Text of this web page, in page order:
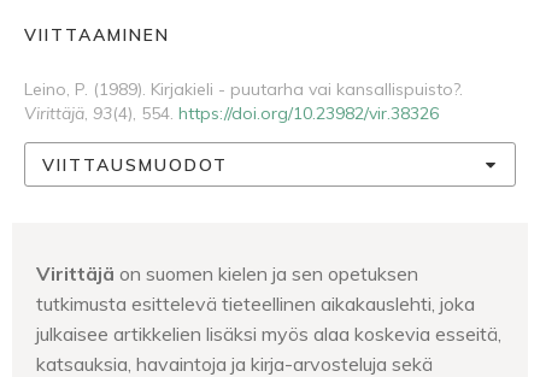
VIITTAAMINEN
Leino, P. (1989). Kirjakieli - puutarha vai kansallispuisto?.
Virittäjä, 93(4), 554. https://doi.org/10.23982/vir.38326
VIITTAUSMUODOT
Virittäjä on suomen kielen ja sen opetuksen
tutkimusta esittelevä tieteellinen aikakauslehti, joka
julkaisee artikkelien lisäksi myös alaa koskevia esseitä,
katsauksia, havaintoja ja kirja-arvosteluja sekä